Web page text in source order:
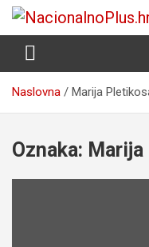
Skip
Nacija želi znati više
Naslovna Marija
Oznaka: